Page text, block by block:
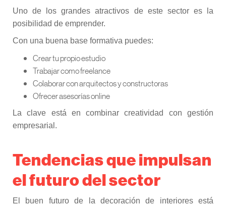
Uno de los grandes atractivos de este sector es la
posibilidad de emprender.
Con una buena base formativa puedes:
Crear tu propio estudio
Trabajar como freelance
Colaborar con arquitectos y constructoras
Ofrecer asesorías online
La clave está en combinar creatividad con gestión
empresarial.
Tendencias que impulsan
el futuro del sector
El buen futuro de la decoración de interiores está